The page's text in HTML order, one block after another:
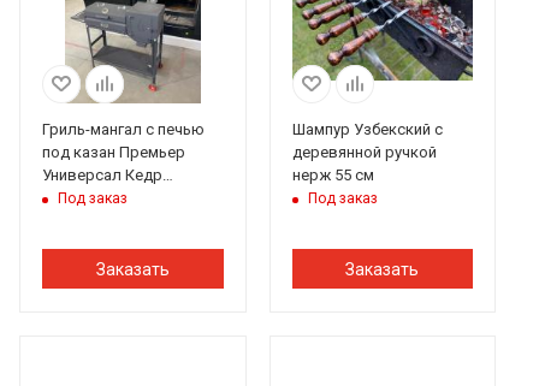
Гриль-мангал с печью
под казан Премьер
Универсал Кедр
Стальной
Под заказ
Заказать
Шампур Узбекский с
деревянной ручкой
нерж 55 см
Под заказ
Заказать